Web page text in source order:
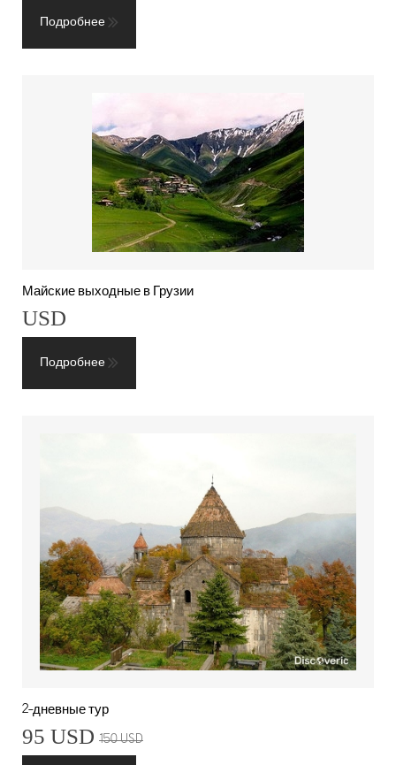
Подробнее
Майские выходные в Грузии
USD
Подробнее
2-дневные тур
95 USD 150 USD